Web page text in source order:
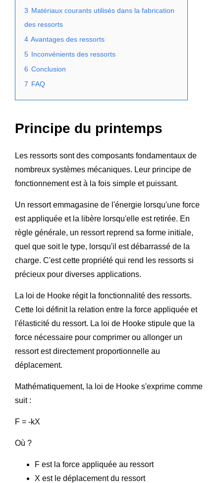
3 Matériaux courants utilisés dans la fabrication
des ressorts
4 Avantages des ressorts
5 Inconvénients des ressorts
6 Conclusion
7 FAQ
Principe du printemps
Les ressorts sont des composants fondamentaux de
nombreux systèmes mécaniques. Leur principe de
fonctionnement est à la fois simple et puissant.
Un ressort emmagasine de l'énergie lorsqu'une force
est appliquée et la libère lorsqu'elle est retirée. En
règle générale, un ressort reprend sa forme initiale,
quel que soit le type, lorsqu'il est débarrassé de la
charge. C'est cette propriété qui rend les ressorts si
précieux pour diverses applications.
La loi de Hooke régit la fonctionnalité des ressorts.
Cette loi définit la relation entre la force appliquée et
l'élasticité du ressort. La loi de Hooke stipule que la
force nécessaire pour comprimer ou allonger un
ressort est directement proportionnelle au
déplacement.
Mathématiquement, la loi de Hooke s'exprime comme
suit :
F = -kX
Où ?
F est la force appliquée au ressort
X est le déplacement du ressort